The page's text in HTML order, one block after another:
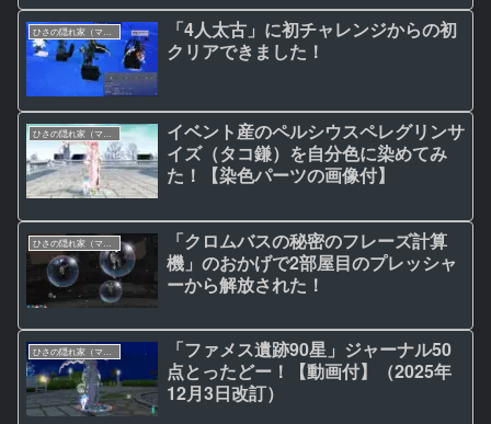
「4人太古」に初チャレンジからの初
クリアできました！
イベント産のペルシウスペレグリンサ
イズ（タコ鎌）を自分色に染めてみ
た！【染色パーツの画像付】
「クロムバスの秘密のフレーズ計算
機」のおかげで2部屋目のプレッシャ
ーから解放された！
ひさの隠れ家（マビノギ日記）
「ファメス遺跡90星」ジャーナル50
点とったどー！【動画付】（2025年
12月3日改訂）